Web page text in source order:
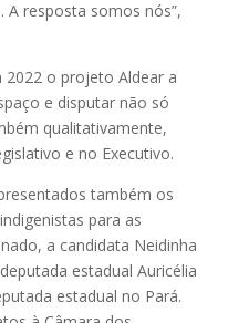
resposta somos nós”,
2022 o projeto Aldear a
e disputar não só
qualitativamente,
e no Executivo.
também os
para as
a candidata Neidinha
estadual Auricélia
estadual no Pará.